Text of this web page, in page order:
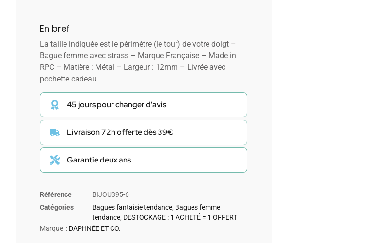
En bref
La taille indiquée est le périmètre (le tour) de votre doigt –
Bague femme avec strass – Marque Française – Made in
RPC – Matière : Métal – Largeur : 12mm – Livrée avec
pochette cadeau
45 jours pour changer d'avis
Livraison 72h offerte dès 39€
Garantie deux ans
Référence
BIJOU395-6
Catégories
Bagues fantaisie tendance, Bagues femme
tendance, DESTOCKAGE : 1 ACHETÉ = 1 OFFERT
Marque : DAPHNÉE ET CO.